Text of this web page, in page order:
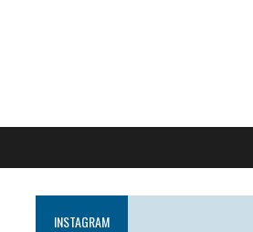
INSTAGRAM